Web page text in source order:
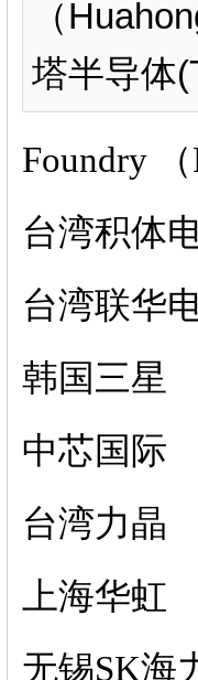
（
塔半导体
Foundry （
台湾积体
台湾联华
韩国三星
中芯国际
台湾力晶
上海华虹
无锡SK海